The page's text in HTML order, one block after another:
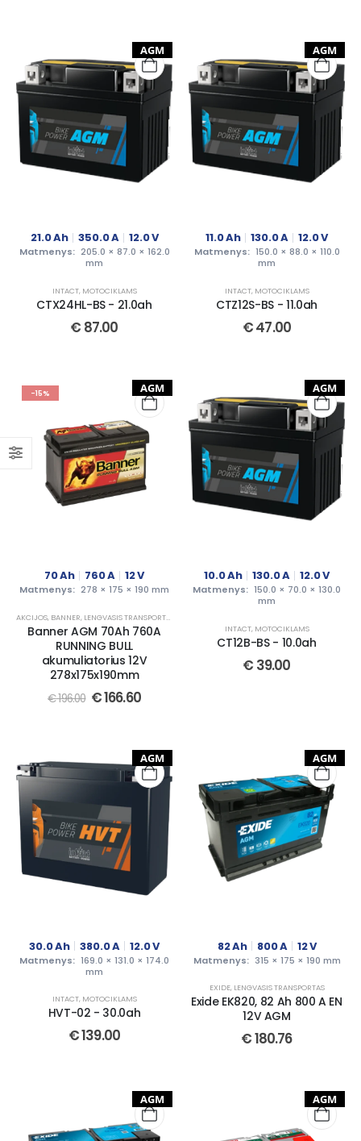
AGM
21.0Ah 350.0A 12.0V
Matmenys: 205.0 × 87.0 × 162.0
mm
INTACT, MOTOCIKLAMS
CTX24HL-BS - 21.0ah
€ 87.00
AGM
11.0Ah 130.0A 12.0V
Matmenys: 150.0 × 88.0 × 110.0
mm
INTACT, MOTOCIKLAMS
CTZ12S-BS - 11.0ah
€47.00
-15% AGM
70Ah 760A 12V
Matmenys: 278 × 175 × 190 mm
AKCIJOS, BANNER, LENGVASIS TRANSPORTAS
Banner AGM 70Ah 760A
RUNNING BULL
akumuliatorius 12V
278x175x190mm
€196.00 €166.60
AGM
10.0Ah 130.0A 12.0V
Matmenys: 150.0 × 70.0 × 130.0
mm
INTACT, MOTOCIKLAMS
CT12B-BS - 10.0ah
€ 39.00
AGM
30.0Ah 380.0A 12.0V
Matmenys: 169.0 × 131.0 × 174.0
mm
INTACT, MOTOCIKLAMS
HVT-02 - 30.0ah
€139.00
AGM
82Ah 800A 12V
Matmenys: 315 × 175 × 190 mm
EXIDE, LENGVASIS TRANSPORTAS
Exide EK820, 82 Ah 800 A EN
12V AGM
€180.76
AGM AGM